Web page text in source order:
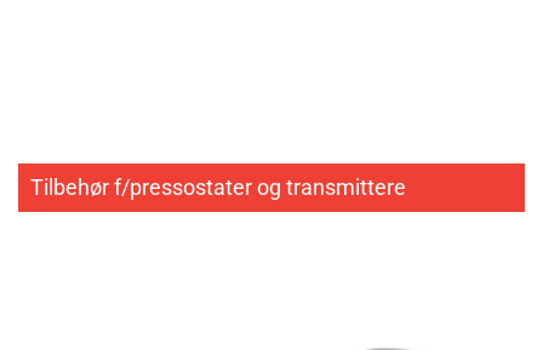
Tilbehør f/pressostater og transmittere